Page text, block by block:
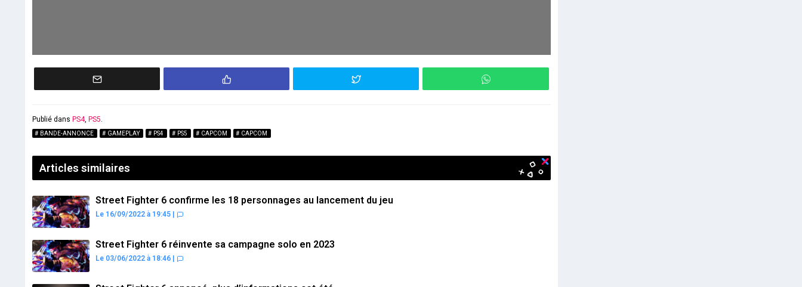
Publié dans PS4, PS5
BANDE-ANNONCE GAMEPLAY PS4 PS5 CAPCOM CAPCOM
Articles similaires
Street Fighter 6 confirme les 18 personnages au lancement du jeu
Le 16/09/2022 à 19:45 |
Street Fighter 6 réinvente sa campagne solo en 2023
Le 03/06/2022 à 18:46 |